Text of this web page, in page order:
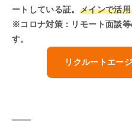
ートしている証。 メインで活
※コロナ対策：リモート面談
す。
リクルートエー